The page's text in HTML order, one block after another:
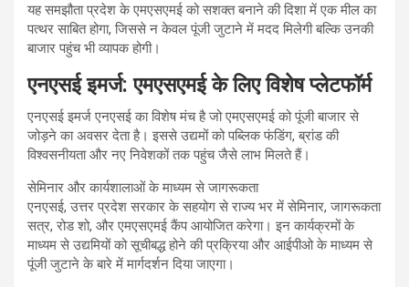
यह समझौता प्रदेश के एमएसएमई को सशक्त बनाने की दिशा में एक मील का
पत्थर साबित होगा, जिससे न केवल पूंजी जुटाने में मदद मिलेगी बल्कि उनकी
बाजार पहुंच भी व्यापक होगी।
एनएसई इमर्ज: एमएसएमई के लिए विशेष प्लेटफॉर्म
एनएसई इमर्ज एनएसई का विशेष मंच है जो एमएसएमई को पूंजी बाजार से
जोड़ने का अवसर देता है। इससे उद्यमों को पब्लिक फंडिंग, ब्रांड की
विश्वसनीयता और नए निवेशकों तक पहुंच जैसे लाभ मिलते हैं।
सेमिनार और कार्यशालाओं के माध्यम से जागरूकता
एनएसई, उत्तर प्रदेश सरकार के सहयोग से राज्य भर में सेमिनार, जागरूकता
सत्र, रोड शो, और एमएसएमई कैंप आयोजित करेगा। इन कार्यक्रमों के
माध्यम से उद्यमियों को सूचीबद्ध होने की प्रक्रिया और आईपीओ के माध्यम से
पूंजी जुटाने के बारे में मार्गदर्शन दिया जाएगा।